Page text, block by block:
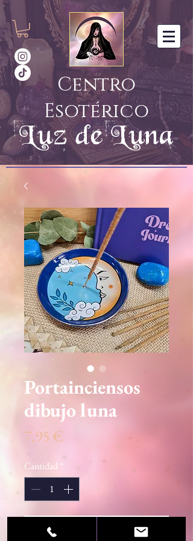
Centro
Esotérico
Luz de Luna
Portainciensos
dibujo luna
7,95 €
Cantidad *
Agregar al carrito